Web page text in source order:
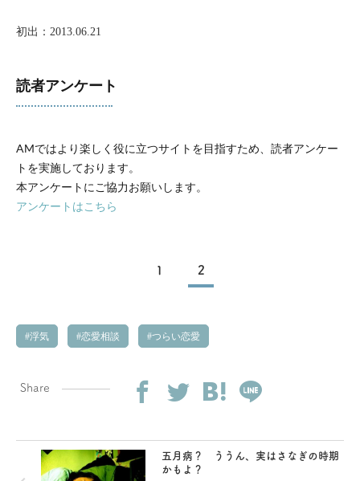
初出：2013.06.21
読者アンケート
AMではより楽しく役に立つサイトを目指すため、読者アンケー
トを実施しております。
本アンケートにご協力お願いします。
アンケートはこちら
1 2
浮気 恋愛相談 つらい恋愛
Share
五月病？ ううん、実はさなぎの時期
かもよ？